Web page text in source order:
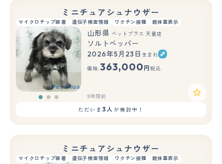
ミニチュアシュナウザー
マイクロチップ装着 遺伝子検査情報 ワクチン接種 親体重表示
もっと見る
山形県 ペットプラス 天童店
ソルトペッパー
2026年5月23日 生まれ
価格:363,000 円 税込
5時間前
ただいま3人 が検討中！
ミニチュアシュナウザー
マイクロチップ装着 遺伝子検査情報 ワクチン接種 親体重表示